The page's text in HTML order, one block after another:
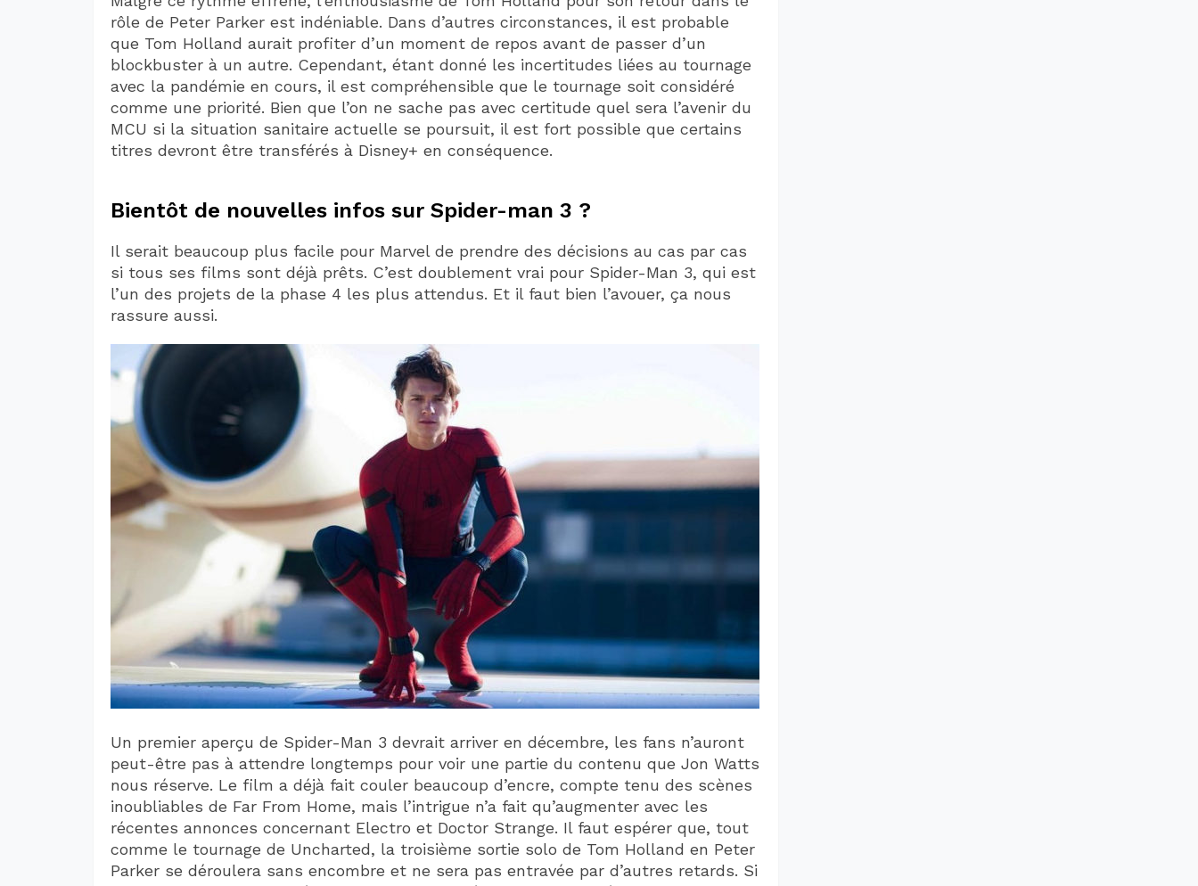
rôle de Peter Parker est indéniable. Dans d’autres circonstances, il est probable
que Tom Holland aurait profiter d’un moment de repos avant de passer d’un
blockbuster à un autre. Cependant, étant donné les incertitudes liées au tournage
avec la pandémie en cours, il est compréhensible que le tournage soit considéré
comme une priorité. Bien que l’on ne sache pas avec certitude quel sera l’avenir du
MCU si la situation sanitaire actuelle se poursuit, il est fort possible que certains
titres devront être transférés à Disney+ en conséquence.
Bientôt de nouvelles infos sur Spider-man 3 ?
Il serait beaucoup plus facile pour Marvel de prendre des décisions au cas par cas
si tous ses films sont déjà prêts. C’est doublement vrai pour Spider-Man 3, qui est
l’un des projets de la phase 4 les plus attendus. Et il faut bien l’avouer, ça nous
rassure aussi.
Un premier aperçu de Spider-Man 3 devrait arriver en décembre, les fans n’auront
peut-être pas à attendre longtemps pour voir une partie du contenu que Jon Watts
nous réserve. Le film a déjà fait couler beaucoup d’encre, compte tenu des scènes
inoubliables de Far From Home, mais l’intrigue n’a fait qu’augmenter avec les
récentes annonces concernant Electro et Doctor Strange. Il faut espérer que, tout
comme le tournage de Uncharted, la troisième sortie solo de Tom Holland en Peter
Parker se déroulera sans encombre et ne sera pas entravée par d’autres retards. Si